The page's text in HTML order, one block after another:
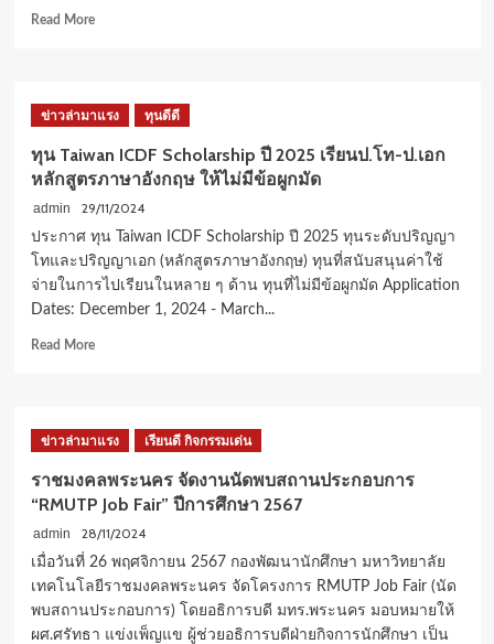
อย่าง
Read MoreRead
ประเทศ
ประชาชน
จีน
ร่วม
นาม
ความ
ร่วม
มือ
พัฒนา
วิชาการ
ข่าวล่ามาแรง ทุนดีดี
ทุน Taiwan ICDF Scholarship ปี 2025 เรียนป.โท-ป.เอก
หลักสูตรภาษาอังกฤษ ให้ไม่มีข้อผูกมัด
admin 29/11/2024
ประกาศ ทุน Taiwan ICDF Scholarship ปี 2025 ทุนระดับปริญญา
โทและปริญญาเอก (หลักสูตรภาษาอังกฤษ) ทุนที่สนับสนุนค่าใช้
จ่ายในการไปเรียนในหลาย ๆ ด้าน ทุนที่ไม่มีข้อผูกมัด Application
Dates: December 1, 2024 - March...
Read MoreRead
ICDF
ปี
2025
เรียน
หลักสูตร
ภาษา
อังกฤษ
ข่าวล่ามาแรง เรียนดี กิจกรรมเด่น
ราชมงคลพระนคร จัดงานนัดพบสถานประกอบการ
“RMUTP Job Fair” ปีการศึกษา 2567
admin 28/11/2024
เมื่อวันที่ 26 พฤศจิกายน 2567 กองพัฒนานักศึกษา มหาวิทยาลัย
เทคโนโลยีราชมงคลพระนคร จัดโครงการ RMUTP Job Fair (นัด
พบสถานประกอบการ) โดยอธิการบดี มทร.พระนคร มอบหมายให้
ผศ.ศรัทธา แข่งเพ็ญแข ผู้ช่วยอธิการบดีฝ่ายกิจการนักศึกษา เป็น